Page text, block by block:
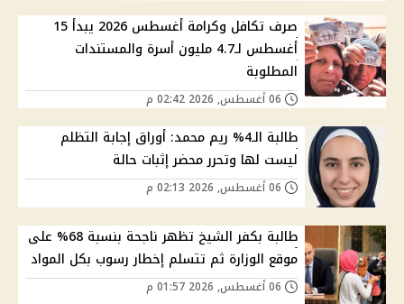
صرف تكافل وكرامة أغسطس 2026 يبدأ 15
أغسطس لـ4.7 مليون أسرة والمستندات
المطلوبة
طالبة الـ4% ريم محمد: أوراق إجابة التظلم
ليست لها وتحرر محضر إثبات حالة
طالبة بكفر الشيخ تظهر ناجحة بنسبة 68% على
موقع الوزارة ثم تتسلم إخطار رسوب بكل المواد